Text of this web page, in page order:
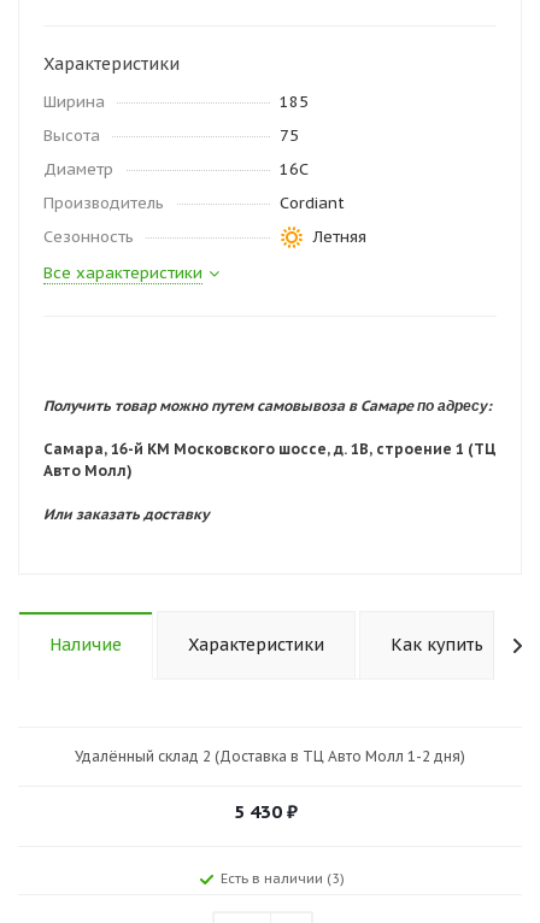
Характеристики
Ширина
185
Высота
75
Диаметр
16C
Производитель
Cordiant
Сезонность
Летняя
Все характеристики
Получить товар можно путем самовывоза в Самарепо адресу:
Самара, 16-й КМ Московского шоссе, д. 1В, строение 1 (ТЦ
Авто Молл)
Или заказать доставку
Наличие Характеристики Как купить
Удалённый склад 2 (Доставка в ТЦ Авто Молл 1-2 дня)
5 430 ₽
Есть в наличии (3)